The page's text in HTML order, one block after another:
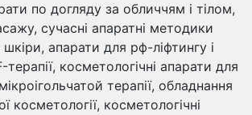
по догляду за обличчям і тілом,
сучасні апаратні методики
апарати для рф-ліфтингу і
терапії, косметологічні апарати для
​​терапії, обладнання
косметології, косметологічні